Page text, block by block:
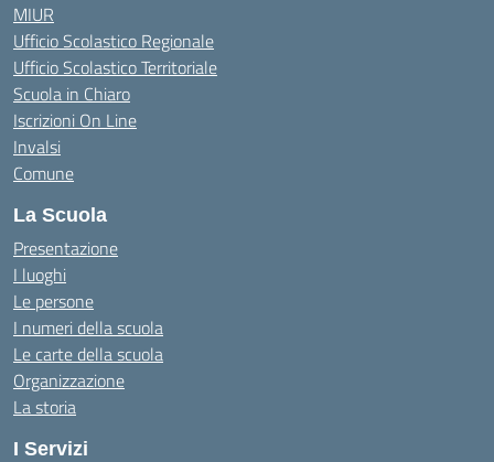
MIUR
Ufficio Scolastico Regionale
Ufficio Scolastico Territoriale
Scuola in Chiaro
Iscrizioni On Line
Invalsi
Comune
La Scuola
Presentazione
I luoghi
Le persone
I numeri della scuola
Le carte della scuola
Organizzazione
La storia
I Servizi